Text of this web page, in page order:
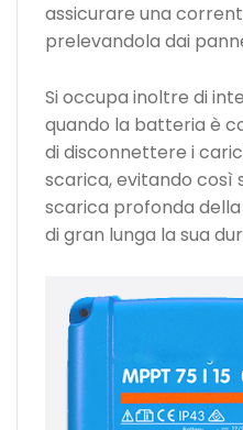
assicurare una
prelevandola dai
Si occupa inoltre di
quando la batteria è
di disconnettere i
scarica, evitando così
scarica profonda
di gran lunga la sua